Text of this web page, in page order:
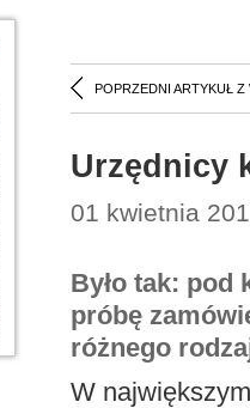
POPRZEDNI ARTYKUŁ Z
Urzędnicy
01 kwietnia
Było tak: pod
próbę
różnego
W